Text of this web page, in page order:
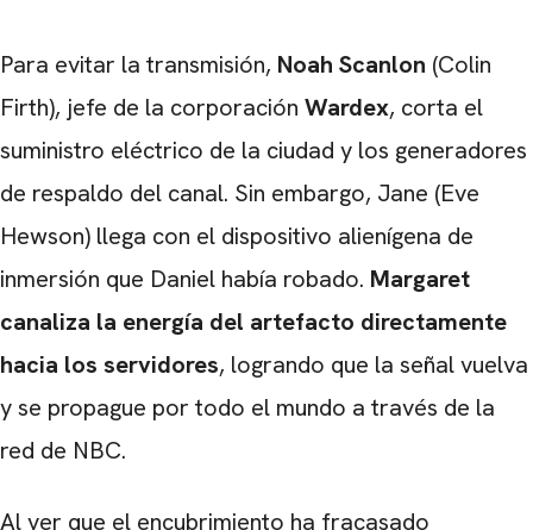
Para evitar la transmisión, Noah Scanlon (Colin
Firth), jefe de la corporación Wardex, corta el
suministro eléctrico de la ciudad y los generadores
de respaldo del canal. Sin embargo, Jane (Eve
Hewson) llega con el dispositivo alienígena de
inmersión que Daniel había robado. Margaret
canaliza la energía del artefacto directamente
hacia los servidores, logrando que la señal vuelva
y se propague por todo el mundo a través de la
red de NBC.
Al ver que el encubrimiento ha fracasado